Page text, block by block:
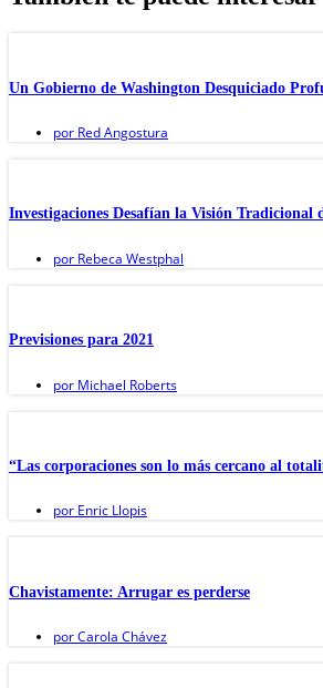
Un Gobierno de Washington Desquiciado
por Red Angostura
Investigaciones Desafían la Visión Tradicional
por Rebeca Westphal
Previsiones para 2021
por Michael Roberts
“Las corporaciones son lo más cercano al
por Enric Llopis
Chavistamente: Arrugar es perderse
porCarola Chávez